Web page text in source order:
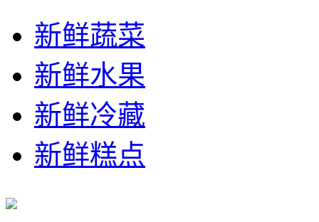
新鲜蔬菜
新鲜水果
新鲜冷藏
新鲜糕点